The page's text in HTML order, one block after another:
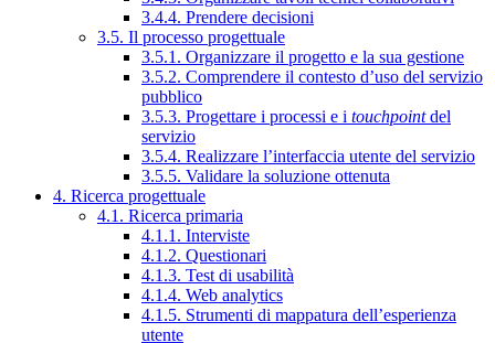
3.4.4. Prendere decisioni
3.5. Il processo progettuale
3.5.1. Organizzare il progetto e la sua gestione
3.5.2. Comprendere il contesto d’uso del servizio
pubblico
3.5.3. Progettare i processi e i touchpointdel
servizio
3.5.4. Realizzare l’interfaccia utente del servizio
3.5.5. Validare la soluzione ottenuta
4. Ricerca progettuale
4.1. Ricerca primaria
4.1.1. Interviste
4.1.2. Questionari
4.1.3. Test di usabilità
4.1.4. Web analytics
4.1.5. Strumenti di mappatura dell’esperienza
utente